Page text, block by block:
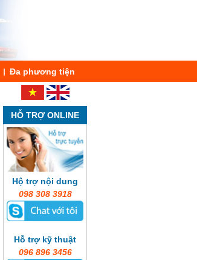
Đa phương tiện
HỖ TRỢ ONLINE
Hộ trợ nội dung
098 308 3918
Hỗ trợ kỹ thuật
096 896 3456